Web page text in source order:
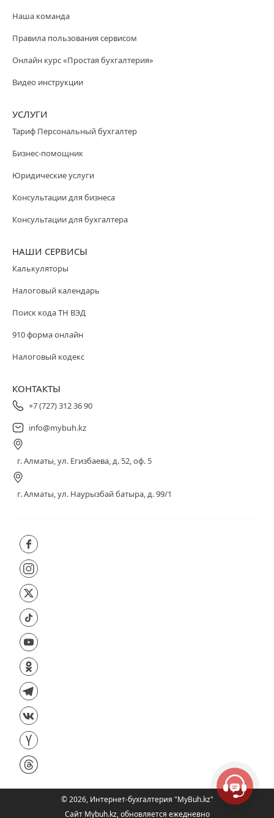
Наша команда
Правила пользования сервисом
Онлайн курс «Простая бухгалтерия»
Видео инструкции
УСЛУГИ
Тариф Персональный бухгалтер
Бизнес-помощник
Юридические услуги
Консультации для бизнеса
Консультации для бухгалтера
НАШИ СЕРВИСЫ
Калькуляторы
Налоговый календарь
Поиск кода ТН ВЭД
910 форма онлайн
Налоговый кодекс
КОНТАКТЫ
+7 (727) 312 36 90
info@mybuh.kz
г. Алматы, ул. Егизбаева, д. 52, оф. 5
г. Алматы, ул. Наурызбай батыра, д. 99/1
©2026, Интернет-бухгалтерия "MyBuh.kz"
Сайт Mybuh.kz, обновляется ежедневно